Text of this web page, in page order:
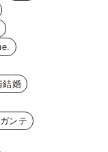
結婚
ンテ